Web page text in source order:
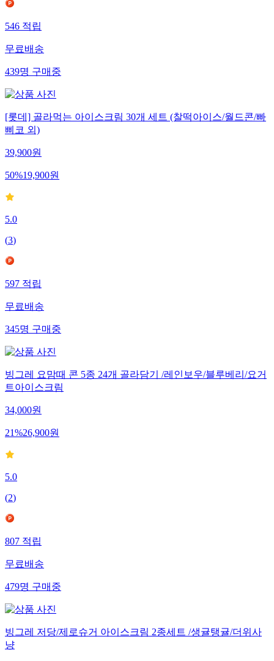
546적립
무료배송
439명구매중
[롯데] 골라먹는 아이스크림 30개 세트 (찰떡아이스/월드콘/빠
삐코 외)
39,900원
50%19,900원
5.0
(3)
597적립
무료배송
345명구매중
빙그레 요맘때 콘 5종 24개 골라담기 /레인보우/블루베리/요거
트아이스크림
34,000원
21%26,900원
5.0
(2)
807적립
무료배송
479명구매중
빙그레 저당/제로슈거 아이스크림 2종세트 /생귤탱귤/더위사
냥